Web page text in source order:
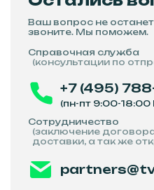
Ваш вопрос не
звоните. Мы поможем.
Справочная служба
(консультации по
+7 (495)
(пн-пт 9:00-
Сотрудничество
(заключение
доставки, а так же